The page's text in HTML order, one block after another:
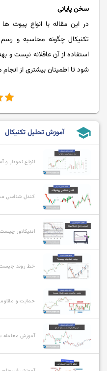
سخن پایانی
در این مقاله با انواع پیوت
تکنیکال چگونه محاسبه و
استفاده از آن عاقلانه نیست و
شود تا اطمینان بیشتری از
school آموزش تحلیل تکنیکال
انواع نمودار و
کندل شناسی
اندیکاتور
خط روند
حمایت و
آموزش معامله